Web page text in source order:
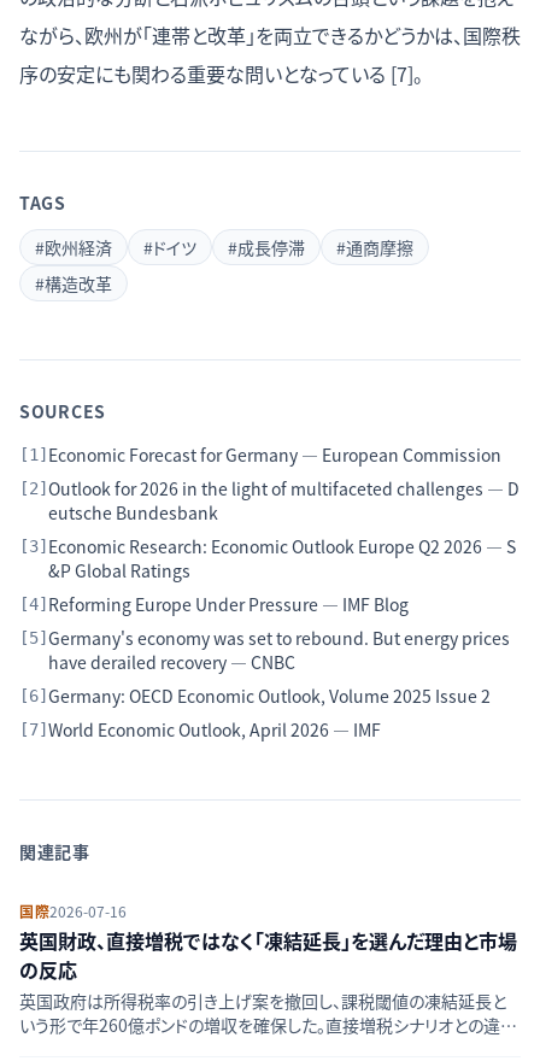
ながら、欧州が「連帯と改革」を両立できるかどうかは、国際秩
序の安定にも関わる重要な問いとなっている [7]。
TAGS
#欧州経済 #ドイツ #成長停滞 #通商摩擦
#構造改革
SOURCES
[1 ] Economic Forecast for Germany — European Commission
[2] Outlook for 2026 in the light of multifaceted challenges — D
eutsche Bundesbank
[3] Economic Research: Economic Outlook Europe Q2 2026 — S
&P Global Ratings
[4] Reforming Europe Under Pressure — IMF Blog
[5] Germany's economy was set to rebound. But energy prices
have derailed recovery — CNBC
[6] Germany: OECD Economic Outlook, Volume 2025 Issue 2
[7] World Economic Outlook, April 2026 — IMF
関連記事
国際2026-07-16
英国財政、直接増税ではなく「凍結延長」を選んだ理由と市場
の反応
英国政府は所得税率の引き上げ案を撤回し、課税閾値の凍結延長と
いう形で年260億ポンドの増収を確保した。直接増税シナリオとの違い